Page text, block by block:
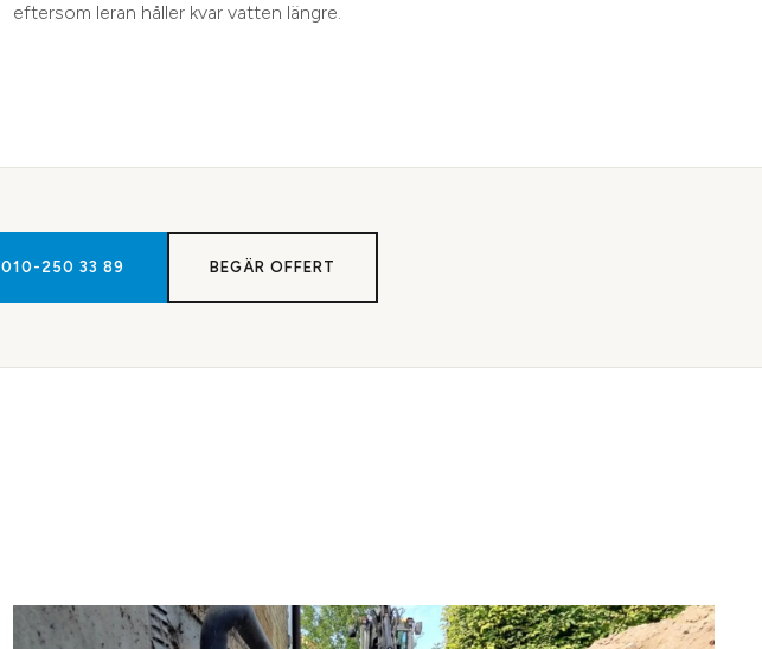
eftersom leran håller kvar vatten längre.
010-250 33 89 BEGÄR OFFERT